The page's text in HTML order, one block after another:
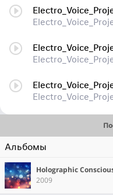
Альбомы
Holographic
2009